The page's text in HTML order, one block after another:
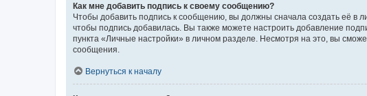
Как мне добавить подпись к своему сообщению?
Чтобы добавить подпись к сообщению, вы должны сначала создать её в
чтобы подпись добавилась. Вы также можете настроить добавление
пункта «Личные настройки» в личном разделе. Несмотря на это, вы
сообщения.
Вернуться к началу